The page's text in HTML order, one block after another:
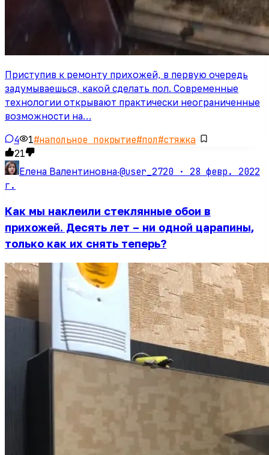
Приступив к ремонту прихожей, в первую очередь
задумываешься, какой сделать пол. Современные
технологии открывают практически неограниченные
возможности на…
4 1#напольное покрытие#пол#стяжка
21
Елена Валентиновна·@user_2720 · 28 февр. 2022
г.
Как мы наклеили стеклянные обои в
прихожей. Десять лет – ни одной царапины,
только как их снять теперь?